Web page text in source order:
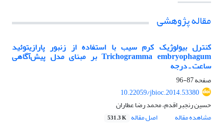
مقاله پژوهشی
کنترل بیولوژیک کرم سیب با استفاده از زنبور پارازیتوئید
Trichogramma embryophagum بر مبنای مدل پیش‌آگاهی
ساعت ـ درجه
صفحه87-96
10.22059/jbioc.2014.53380
حسین رنجبر اقدم، محمد رضا عطاران
مشاهده مقاله
اصل مقاله 531.3 K